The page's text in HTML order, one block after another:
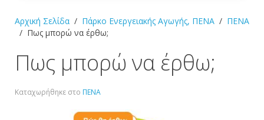
Αρχική Σελίδα Πάρκο Ενεργειακής Αγωγής, ΠΕΝΑ
ΠΕΝΑ
Πως μπορώ να έρθω;
Πως μπορώ να έρθω;
Καταχωρήθηκε στο ΠΕΝΑ